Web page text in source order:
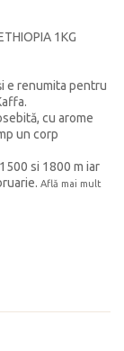
1KG
e renumita pentru
cu arome
un corp
si 1800 m iar
Află mai mult